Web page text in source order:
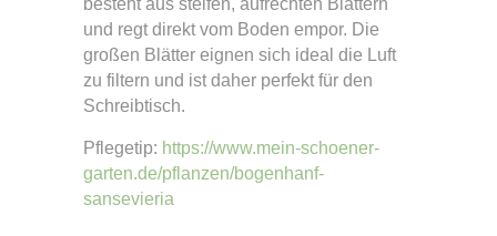
besteht aus steifen, aufrechten Blättern
und regt direkt vom Boden empor. Die
großen Blätter eignen sich ideal die Luft
zu filtern und ist daher perfekt für den
Schreibtisch.
Pflegetip: https://www.mein-schoener-
garten.de/pflanzen/bogenhanf-
sansevieria